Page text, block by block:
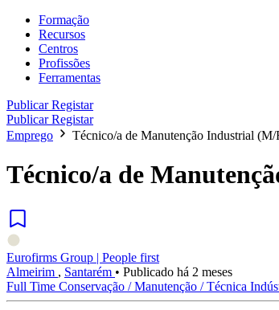
Formação
Recursos
Centros
Profissões
Ferramentas
PublicarRegistar
PublicarRegistar
Emprego
Técnico/a de Manutenção Industrial
Técnico/a de
Eurofirms Group | People first
Almeirim , Santarém • Publicado há 2 meses
Full Time Conservação / Manutenção / Técnica